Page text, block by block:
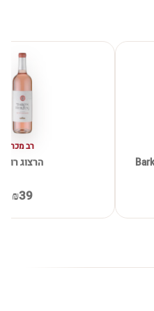
רב מכר
הרצוג רוזה
₪39